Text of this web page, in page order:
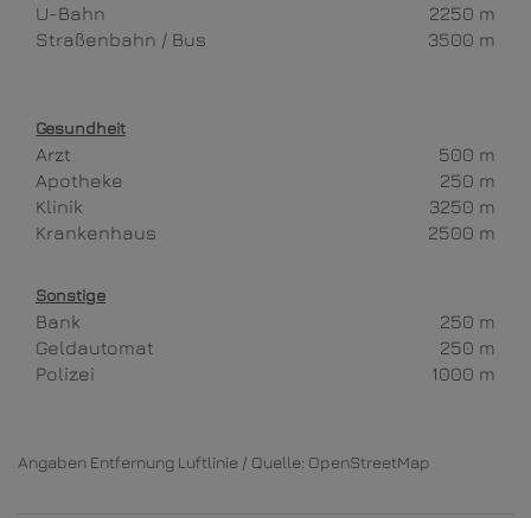
U-Bahn
2250 m
Straßenbahn / Bus
3500 m
Gesundheit
Arzt
500 m
Apotheke
250 m
Klinik
3250 m
Krankenhaus
2500 m
Sonstige
Bank
250 m
Geldautomat
250 m
Polizei
1000 m
Angaben Entfernung Luftlinie / Quelle: OpenStreetMap